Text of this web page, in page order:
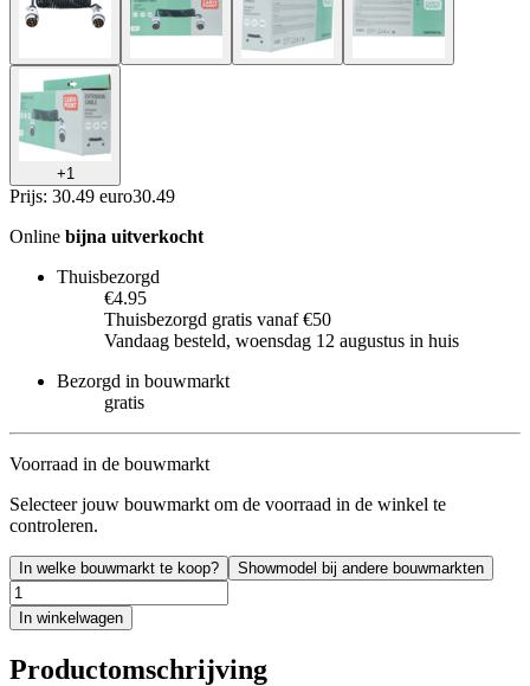
+1
Prijs: 30.49 euro30.49
Online bijna uitverkocht
Thuisbezorgd
€4.95
Thuisbezorgd gratis vanaf €50
Vandaag besteld, woensdag 12 augustus in huis
Bezorgd in bouwmarkt
gratis
Voorraad in de bouwmarkt
Selecteer jouw bouwmarkt om de voorraad in de winkel te
controleren.
In welke bouwmarkt te koop? Showmodel bij andere bouwmarkten
In winkelwagen
Productomschrijving